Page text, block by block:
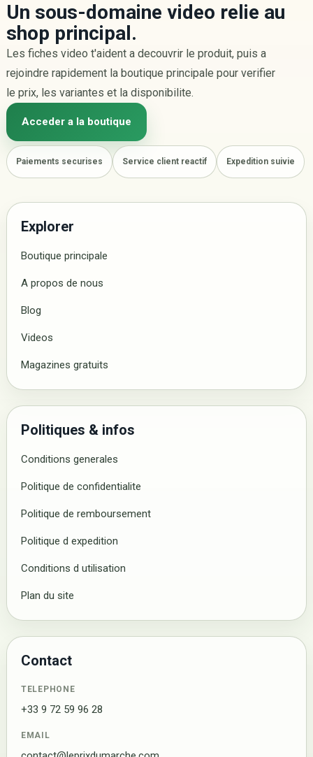
Un sous-domaine video relie au
shop principal.
Les fiches video t'aident a decouvrir le produit, puis a
rejoindre rapidement la boutique principale pour verifier
le prix, les variantes et la disponibilite.
Acceder a la boutique
Paiements securises Service client reactif Expedition suivie
Explorer
Boutique principale
A propos de nous
Blog
Videos
Magazines gratuits
Politiques & infos
Conditions generales
Politique de confidentialite
Politique de remboursement
Politique d expedition
Conditions d utilisation
Plan du site
Contact
TELEPHONE
+33 9 72 59 96 28
EMAIL